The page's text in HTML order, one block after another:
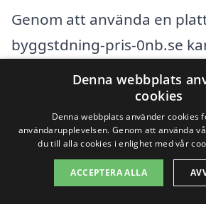
Genom att använda en
byggstdning-pris-0nb.se
samla in olika erbjudanden
bästa alternativet för
Olofsbo. Att göra en
undersökning och jämföra
kan hjälpa dig att hitta den
Denna webbplats
cookies
Denna webbplats använder cookies
användarupplevelsen. Genom att använda
du till alla cookies i enlighet med vår
ACCEPTERA ALLA